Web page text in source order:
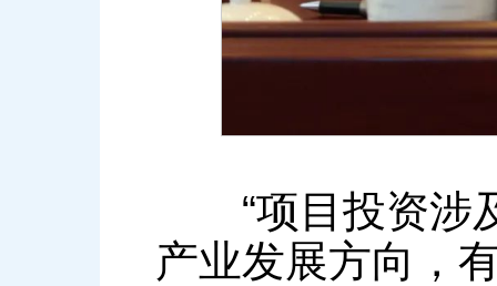
“项目投资涉及
产业发展方向，